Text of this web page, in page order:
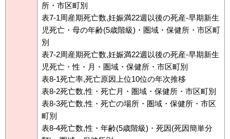
所・市区町別
表7-1周産期死亡数,妊娠満22週以後の死産-早期新生
児死亡・母の年齢(5歳階級)・圏域・保健所・市区町
別
表7-2周産期死亡数,妊娠満22週以後の死産-早期新生
児死亡・性・月・圏域・保健所・市区町別
表8-1死亡率,死亡原因上位10位の年次推移
表8-2死亡数,性・死亡月・圏域・保健所・市区町別
表8-3死亡数,性・死亡の場所・圏域・保健所・市区
町別
表8-4死亡数,性・年齢(5歳階級)・死因(死因簡単分